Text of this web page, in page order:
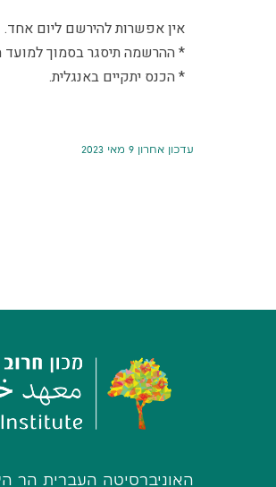
אין אפשרות להירשם ליום אחד.
* ההרשמה תיסגר בסמוך למועד
* הכנס יתקיים באנגלית.
עדכון אחרון 9 מאי 2023
האוניברסיטה העברית הר